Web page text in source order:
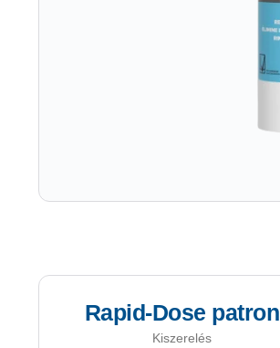
Rapid-Dose patron
Kiszerelés